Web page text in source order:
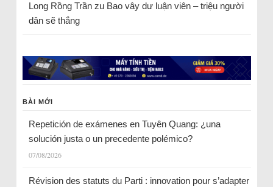
Long Rồng Trầnzu Bao vây dư luận viên – triệu người
dân sẽ thắng
BÀI MỚI
Repetición de exámenes en Tuyên Quang: ¿una
solución justa o un precedente polémico?
07/08/2026
Révision des statuts du Parti : innovation pour s’adapter